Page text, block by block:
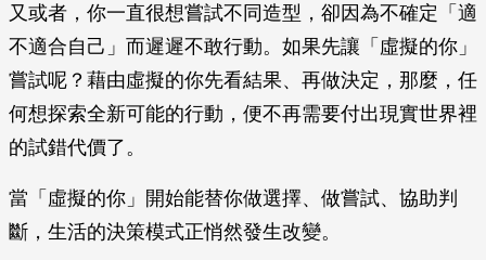
又或者，你一直很想嘗試不同造型，卻因為不確定「適
不適合自己」而遲遲不敢行動。如果先讓「虛擬的你」
嘗試呢？藉由虛擬的你先看結果、再做決定，那麼，任
何想探索全新可能的行動，便不再需要付出現實世界裡
的試錯代價了。
當「虛擬的你」開始能替你做選擇、做嘗試、協助判
斷，生活的決策模式正悄然發生改變。